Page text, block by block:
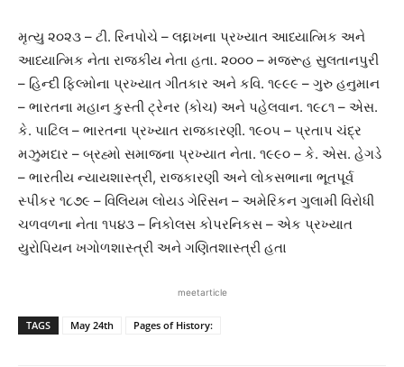
મૃત્યુ ૨૦૨૩ – ટી. રિનપોચે – લદ્દાખના પ્રખ્યાત આધ્યાત્મિક અને
આધ્યાત્મિક નેતા રાજકીય નેતા હતા. ૨૦૦૦ – મજરૂહ સુલતાનપુરી
– હિન્દી ફિલ્મોના પ્રખ્યાત ગીતકાર અને કવિ. ૧૯૯૯ – ગુરુ હનુમાન
– ભારતના મહાન કુસ્તી ટ્રેનર (કોચ) અને પહેલવાન. ૧૯૮૧ – એસ.
કે. પાટિલ – ભારતના પ્રખ્યાત રાજકારણી. ૧૯૦૫ – પ્રતાપ ચંદ્ર
મઝુમદાર – બ્રહ્મો સમાજના પ્રખ્યાત નેતા. ૧૯૯૦ – કે. એસ. હેગડે
– ભારતીય ન્યાયશાસ્ત્રી, રાજકારણી અને લોકસભાના ભૂતપૂર્વ
સ્પીકર ૧૮૭૯ – વિલિયમ લોયડ ગેરિસન – અમેરિકન ગુલામી વિરોધી
ચળવળના નેતા ૧૫૪૩ – નિકોલસ કોપરનિકસ – એક પ્રખ્યાત
યુરોપિયન ખગોળશાસ્ત્રી અને ગણિતશાસ્ત્રી હતા
meetarticle
TAGS May 24th Pages of History: